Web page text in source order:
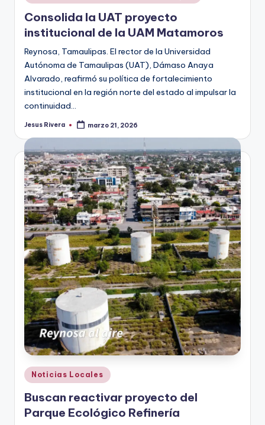
en
Consolida la UAT proyecto
institucional de la UAM Matamoros
Reynosa, Tamaulipas. El rector de la Universidad
Autónoma de Tamaulipas (UAT), Dámaso Anaya
Alvarado, reafirmó su política de fortalecimiento
institucional en la región norte del estado al impulsar la
continuidad…
Publicado
Jesus Rivera marzo 21, 2026
Publicado
en
Noticias Locales
Buscan reactivar proyecto del
Parque Ecológico Refinería